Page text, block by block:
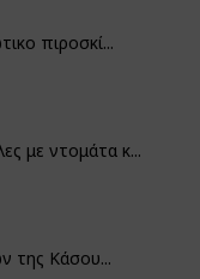
πιροσκί...
με ντομάτα κ...
της Κάσου...